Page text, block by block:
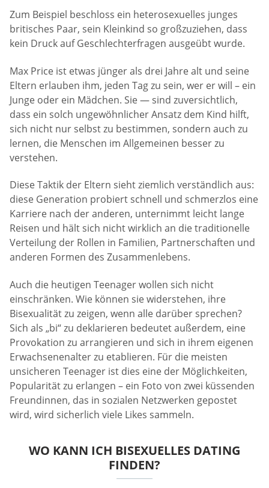
Zum Beispiel beschloss ein heterosexuelles junges
britisches Paar, sein Kleinkind so großzuziehen, dass
kein Druck auf Geschlechterfragen ausgeübt wurde.
Max Price ist etwas jünger als drei Jahre alt und seine
Eltern erlauben ihm, jeden Tag zu sein, wer er will – ein
Junge oder ein Mädchen. Sie — sind zuversichtlich,
dass ein solch ungewöhnlicher Ansatz dem Kind hilft,
sich nicht nur selbst zu bestimmen, sondern auch zu
lernen, die Menschen im Allgemeinen besser zu
verstehen.
Diese Taktik der Eltern sieht ziemlich verständlich aus:
diese Generation probiert schnell und schmerzlos eine
Karriere nach der anderen, unternimmt leicht lange
Reisen und hält sich nicht wirklich an die traditionelle
Verteilung der Rollen in Familien, Partnerschaften und
anderen Formen des Zusammenlebens.
Auch die heutigen Teenager wollen sich nicht
einschränken. Wie können sie widerstehen, ihre
Bisexualität zu zeigen, wenn alle darüber sprechen?
Sich als „bi“ zu deklarieren bedeutet außerdem, eine
Provokation zu arrangieren und sich in ihrem eigenen
Erwachsenenalter zu etablieren. Für die meisten
unsicheren Teenager ist dies eine der Möglichkeiten,
Popularität zu erlangen – ein Foto von zwei küssenden
Freundinnen, das in sozialen Netzwerken gepostet
wird, wird sicherlich viele Likes sammeln.
WO KANN ICH BISEXUELLES DATING
FINDEN?